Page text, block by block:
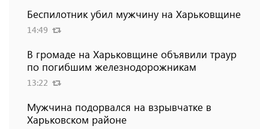
Беспилотник убил мужчину на Харьковщине
14:49
В громаде на Харьковщине объявили траур
по погибшим железнодорожникам
13:22
Мужчина подорвался на взрывчатке в
Харьковском районе